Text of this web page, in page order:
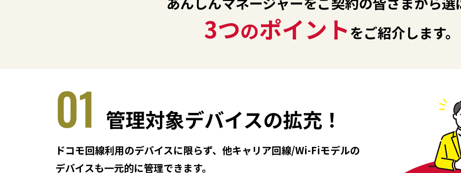
3つのポイント をご紹介します。
01 管理対象デバイスの拡充！
ドコモ回線利用のデバイスに限らず、他キャリア回線/Wi-Fiモデルの
デバイスも一元的に管理できます。